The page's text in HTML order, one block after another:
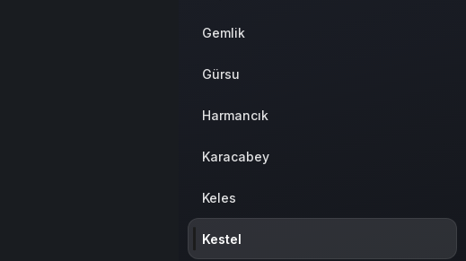
Gemlik
Gürsu
Harmancık
Karacabey
Keles
Kestel